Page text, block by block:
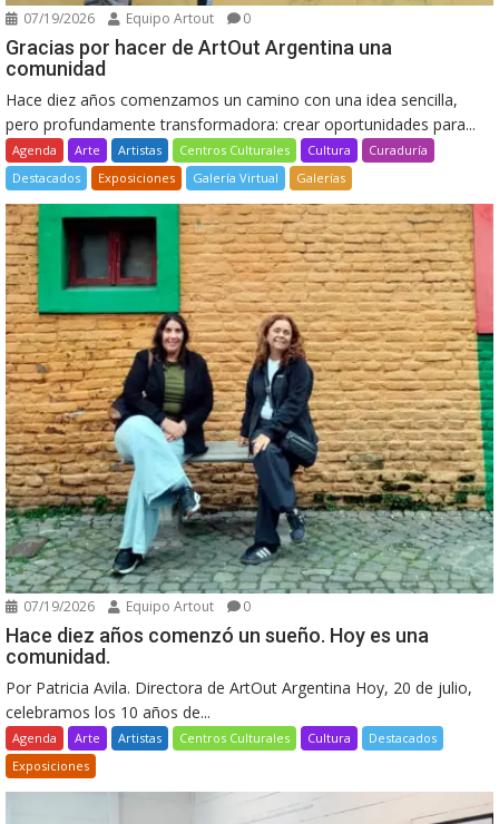
07/19/2026 Equipo Artout 0
Gracias por hacer de ArtOut Argentina una
comunidad
Hace diez años comenzamos un camino con una idea sencilla,
pero profundamente transformadora: crear oportunidades para...
Agenda Arte Artistas Centros Culturales Cultura
Curaduría
Destacados
Exposiciones Galería Virtual Galerías
07/19/2026 Equipo Artout 0
Hace diez años comenzó un sueño. Hoy es una
comunidad.
Por Patricia Avila. Directora de ArtOut Argentina Hoy, 20 de julio,
celebramos los 10 años de...
Agenda Arte Artistas Centros Culturales Cultura
Destacados
Exposiciones